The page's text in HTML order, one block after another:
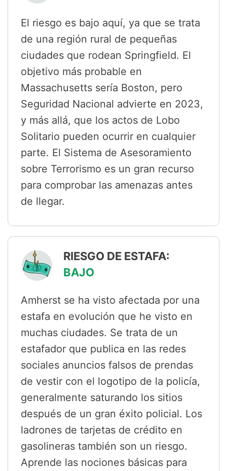
El riesgo es bajo aquí, ya que se trata
de una región rural de pequeñas
ciudades que rodean Springfield. El
objetivo más probable en
Massachusetts sería Boston, pero
Seguridad Nacional advierte en 2023,
y más allá, que los actos de Lobo
Solitario pueden ocurrir en cualquier
parte. El Sistema de Asesoramiento
sobre Terrorismo es un gran recurso
para comprobar las amenazas antes
de llegar.
RIESGO DE ESTAFA:
BAJO
Amherst se ha visto afectada por una
estafa en evolución que he visto en
muchas ciudades. Se trata de un
estafador que publica en las redes
sociales anuncios falsos de prendas
de vestir con el logotipo de la policía,
generalmente saturando los sitios
después de un gran éxito policial. Los
ladrones de tarjetas de crédito en
gasolineras también son un riesgo.
Aprende las nociones básicas para